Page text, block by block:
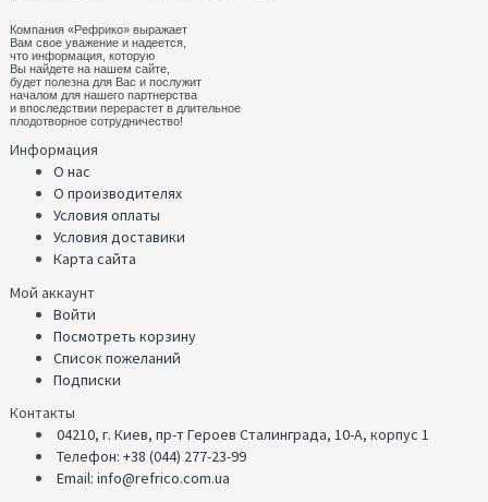
Компания «Рефрико» выражает
Вам свое уважение и надеется,
что информация, которую
Вы найдете на нашем сайте,
будет полезна для Вас и послужит
началом для нашего партнерства
и впоследствии перерастет в длительное
плодотворное сотрудничество!
Информация
О нас
О производителях
Условия оплаты
Условия доставики
Карта сайта
Мой аккаунт
Войти
Посмотреть корзину
Список пожеланий
Подписки
Контакты
04210, г. Киев, пр-т Героев Сталинграда, 10-А, корпус 1
Телефон: +38 (044) 277-23-99
Email: info@refrico.com.ua